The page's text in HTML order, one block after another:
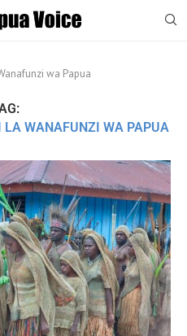
wa Papua
WANAFUNZI WA PAPUA